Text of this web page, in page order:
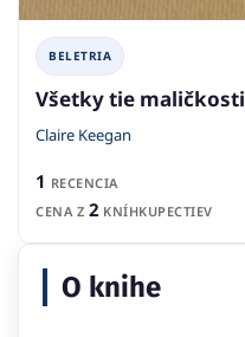
BELETRIA
Všetky tie maličkosti
Claire Keegan
1 RECENCIA
CENA Z 2 KNÍHKUPECTIEV
O knihe